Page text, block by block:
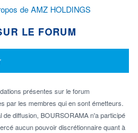
de AMZ HOLDINGS
LE FORUM
présentes sur le forum
par les membres qui en sont émetteurs.
diffusion, BOURSORAMA n'a participé
aucun pouvoir discrétionnaire quant à